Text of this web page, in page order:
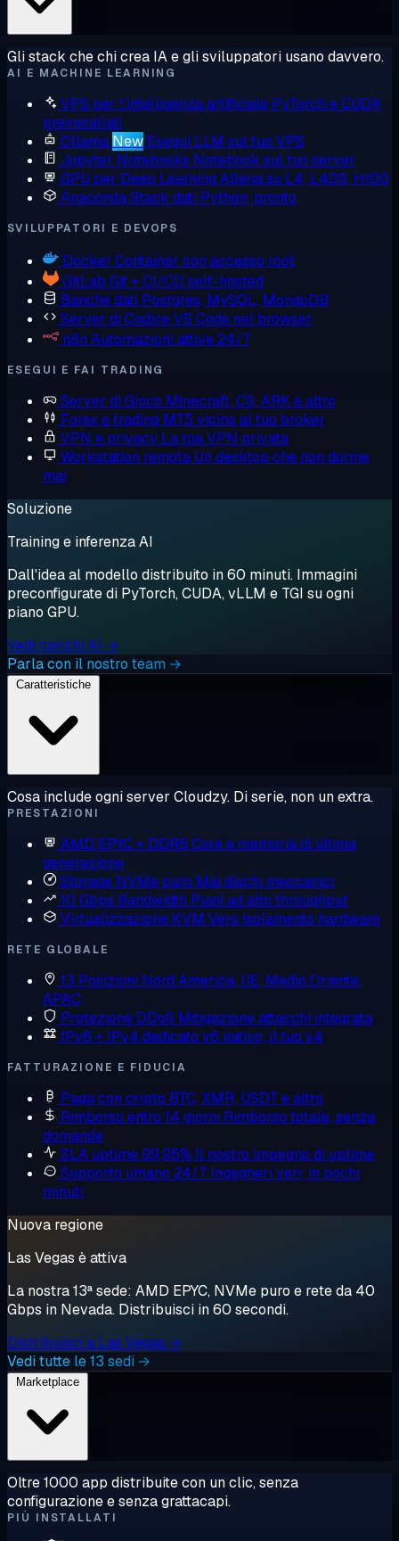
Gli stack che chi crea IA e gli sviluppatori usano davvero.
AI E MACHINE LEARNING
VPS per l'intelligenza artificiale PyTorch e CUDA
preinstallati
Ollama New Esegui LLM sul tuo VPS
Jupyter Notebooks Notebook sul tuo server
GPU per Deep Learning Allena su L4, L40S, H100
AnacondaStack dati Python, pronto
SVILUPPATORI E DEVOPS
Docker Container con accesso root
GitLab Git + CI/CD self-hosted
Banche dati Postgres, MySQL, MongoDB
Server di CodiceVS Code nel browser
n8n Automazioni attive 24/7
ESEGUI E FAI TRADING
Server di Gioco Minecraft, CS, ARK e altro
Forex e trading MT5 vicino al tuo broker
VPN e privacy La tua VPN privata
Workstation remota Un desktop che non dorme
mai
Soluzione
Training e inferenza AI
Dall'idea al modello distribuito in 60 minuti. Immagini
preconfigurate di PyTorch, CUDA, vLLM e TGI su ogni
piano GPU.
Vedi carichi AI →
Parla con il nostro team →
Cosa include ogni server Cloudzy. Di serie, non un extra.
PRESTAZIONI
AMD EPYC + DDR5 Core e memoria di ultima
generazione
Storage NVMe puro Mai dischi meccanici
10 Gbps Bandwidth Piani ad alto throughput
Virtualizzazione KVM Vero isolamento hardware
RETE GLOBALE
13 Posizioni Nord America, UE, Medio Oriente,
APAC
Protezione DDoS Mitigazione attacchi integrata
IPv6 + IPv4 dedicato v6 nativo, il tuo v4
FATTURAZIONE E FIDUCIA
Paga con cripto BTC, XMR, USDT e altro
Rimborso entro 14 giorni Rimborso totale, senza
domande
SLA uptime 99,95% Il nostro impegno di uptime
Supporto umano 24/7 Ingegneri veri, in pochi
minuti
Nuova regione
Las Vegas è attiva
La nostra 13ª sede: AMD EPYC, NVMe puro e rete da 40
Gbps in Nevada. Distribuisci in 60 secondi.
Distribuisci a Las Vegas →
Vedi tutte le 13 sedi →
Oltre 1000 app distribuite con un clic, senza
configurazione e senza grattacapi.
PIÙ INSTALLATI